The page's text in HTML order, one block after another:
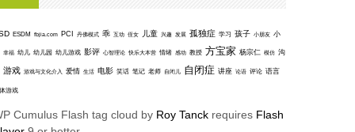
ESDM fbjia.com PCI 丹佛模式 乖 互动 侄女 儿童 兴趣 发展 孤独症 学习 孩子 小朋友 小
幸福 幼儿 幼儿园 幼儿游戏 影评 心智理论 快乐大本营 情绪 感动 教授 方宝家 杨宗仁 模仿 沟
游戏 游戏与文化介入 爱情 生活 电影 笑话 笔记 老师 自闭儿 自闭症 讲座 论语 评论 语言
游戏
Cumulus Flash tag cloud by Roy Tanck requires Flash